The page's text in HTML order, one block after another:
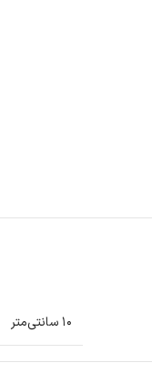
۱۰ سانتی‌متر